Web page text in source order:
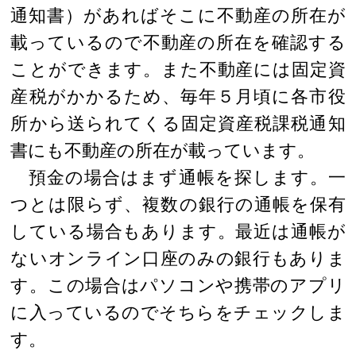
通知書）があればそこに不動産の所在が
載っているので不動産の所在を確認する
ことができます。また不動産には固定資
産税がかかるため、毎年５月頃に各市役
所から送られてくる固定資産税課税通知
書にも不動産の所在が載っています。
預金の場合はまず通帳を探します。一
つとは限らず、複数の銀行の通帳を保有
している場合もあります。最近は通帳が
ないオンライン口座のみの銀行もありま
す。この場合はパソコンや携帯のアプリ
に入っているのでそちらをチェックしま
す。